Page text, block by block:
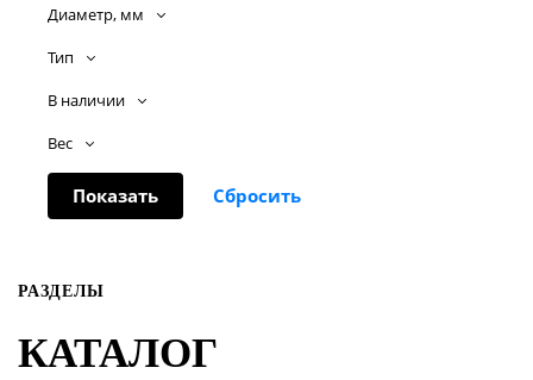
Диаметр, мм
Тип
В наличии
Вес
РАЗДЕЛЫ
КАТАЛОГ